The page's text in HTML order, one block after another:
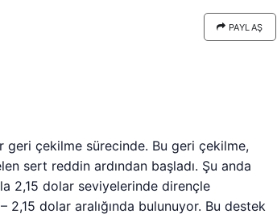
PAYLAŞ
geri çekilme sürecinde. Bu geri çekilme,
sert reddin ardından başladı. Şu anda
2,15 dolar seviyelerinde dirençle
dolar aralığında bulunuyor. Bu destek